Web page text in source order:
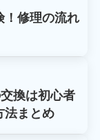
！修理の流れ
換は初心者
法まとめ